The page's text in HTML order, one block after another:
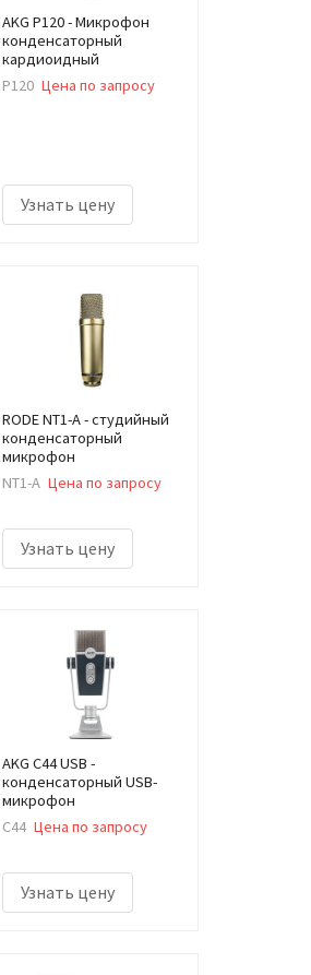
AKG P120 - Микрофон
конденсаторный
кардиоидный
P120 Цена по запросу
Узнать цену
RODE NT1-A - студийный
конденсаторный
микрофон
NT1-A Цена по запросу
Узнать цену
AKG C44 USB -
конденсаторный USB-
микрофон
C44 Цена по запросу
Узнать цену